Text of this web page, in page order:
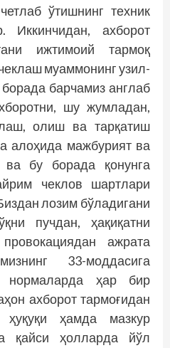
ўтишнинг техник
Иккинчидан, ахборот
ижтимоий тармоқ
муаммонинг узил-
барчамиз англаб
шу жумладан,
олиш ва тарқатиш
алоҳида мажбурият ва
бу борада қонунга
чеклов шартлари
лозим бўладигани
пучдан, ҳақиқатни
ажрата
33-моддасига
нормаларда ҳар бир
ахборот тармоғидан
ҳамда мазкур
қайси ҳолларда йўл